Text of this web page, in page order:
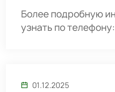
Более подробную
узнать по телефону:
01.12.2025